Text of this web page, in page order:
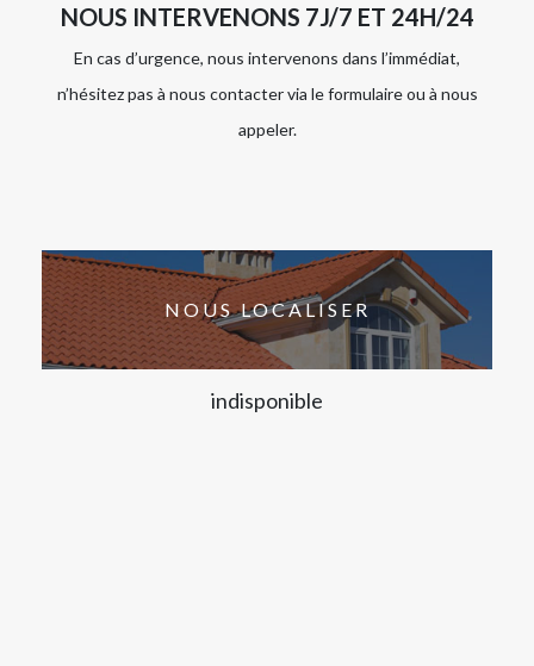
NOUS INTERVENONS 7J/7 ET 24H/24
En cas d’urgence, nous intervenons dans l’immédiat,
n’hésitez pas à nous contacter via le formulaire ou à nous
appeler.
NOUS LOCALISER
indisponible